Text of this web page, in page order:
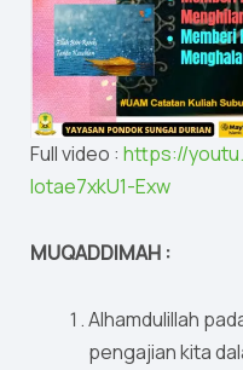
Full video : https://
lotae7xkU1-Exw
MUQADDIMAH :
Alhamdulillah
pengajian kita